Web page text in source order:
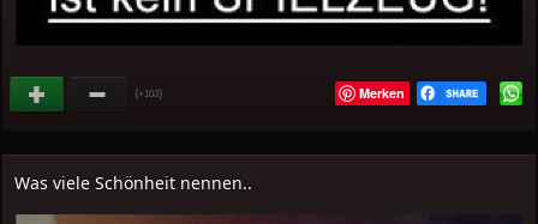
(+103) Merken
Was viele Schönheit nennen..